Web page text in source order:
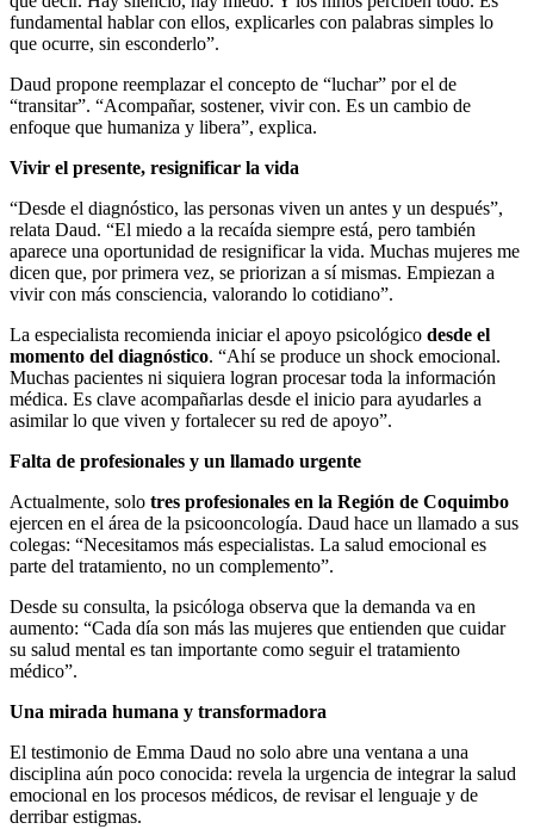
fundamental hablar con ellos, explicarles con palabras simples lo
que ocurre, sin esconderlo”.
Daud propone reemplazar el concepto de “luchar” por el de
“transitar”. “Acompañar, sostener, vivir con. Es un cambio de
enfoque que humaniza y libera”, explica.
Vivir el presente, resignificar la vida
“Desde el diagnóstico, las personas viven un antes y un después”,
relata Daud. “El miedo a la recaída siempre está, pero también
aparece una oportunidad de resignificar la vida. Muchas mujeres me
dicen que, por primera vez, se priorizan a sí mismas. Empiezan a
vivir con más consciencia, valorando lo cotidiano”.
La especialista recomienda iniciar el apoyo psicológico desde el
momento del diagnóstico. “Ahí se produce un shock emocional.
Muchas pacientes ni siquiera logran procesar toda la información
médica. Es clave acompañarlas desde el inicio para ayudarles a
asimilar lo que viven y fortalecer su red de apoyo”.
Falta de profesionales y un llamado urgente
Actualmente, solo tres profesionales en la Región de Coquimbo
ejercen en el área de la psicooncología. Daud hace un llamado a sus
colegas: “Necesitamos más especialistas. La salud emocional es
parte del tratamiento, no un complemento”.
Desde su consulta, la psicóloga observa que la demanda va en
aumento: “Cada día son más las mujeres que entienden que cuidar
su salud mental es tan importante como seguir el tratamiento
médico”.
Una mirada humana y transformadora
El testimonio de Emma Daud no solo abre una ventana a una
disciplina aún poco conocida: revela la urgencia de integrar la salud
emocional en los procesos médicos, de revisar el lenguaje y de
derribar estigmas.